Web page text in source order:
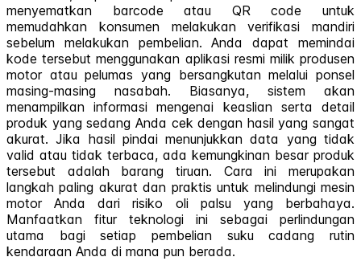
menyematkan barcode atau QR code untuk
memudahkan konsumen melakukan verifikasi mandiri
sebelum melakukan pembelian. Anda dapat memindai
kode tersebut menggunakan aplikasi resmi milik produsen
motor atau pelumas yang bersangkutan melalui ponsel
masing-masing nasabah. Biasanya, sistem akan
menampilkan informasi mengenai keaslian serta detail
produk yang sedang Anda cek dengan hasil yang sangat
akurat. Jika hasil pindai menunjukkan data yang tidak
valid atau tidak terbaca, ada kemungkinan besar produk
tersebut adalah barang tiruan. Cara ini merupakan
langkah paling akurat dan praktis untuk melindungi mesin
motor Anda dari risiko oli palsu yang berbahaya.
Manfaatkan fitur teknologi ini sebagai perlindungan
utama bagi setiap pembelian suku cadang rutin
kendaraan Anda di mana pun berada.